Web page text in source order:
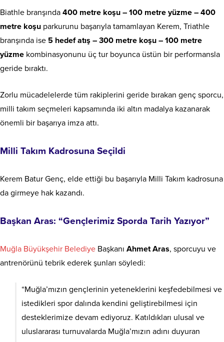
Biathle branşında 400 metre koşu – 100 metre yüzme – 400
metre koşu parkurunu başarıyla tamamlayan Kerem, Triathle
branşında ise 5 hedef atış – 300 metre koşu – 100 metre
yüzme kombinasyonunu üç tur boyunca üstün bir performansla
geride bıraktı.
Zorlu mücadelelerde tüm rakiplerini geride bırakan genç sporcu,
milli takım seçmeleri kapsamında iki altın madalya kazanarak
önemli bir başarıya imza attı.
Milli Takım Kadrosuna Seçildi
Kerem Batur Genç, elde ettiği bu başarıyla Milli Takım kadrosuna
da girmeye hak kazandı.
Başkan Aras: “Gençlerimiz Sporda Tarih Yazıyor”
Muğla Büyükşehir Belediye Başkanı Ahmet Aras, sporcuyu ve
antrenörünü tebrik ederek şunları söyledi:
“Muğla’mızın gençlerinin yeteneklerini keşfedebilmesi ve
istedikleri spor dalında kendini geliştirebilmesi için
desteklerimize devam ediyoruz. Katıldıkları ulusal ve
uluslararası turnuvalarda Muğla’mızın adını duyuran